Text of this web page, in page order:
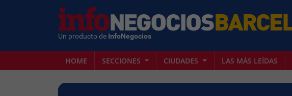
Un producto de InfoNegocios
HOME SECCIONES CIUDADES LAS MÁS LEÍDAS